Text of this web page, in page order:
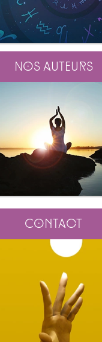
Nos auteurs
Contact